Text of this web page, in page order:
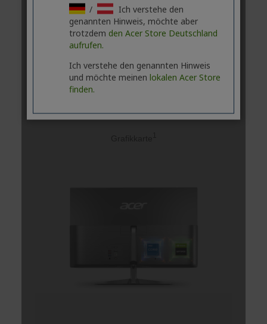
/
Ich verstehe den
genannten Hinweis, möchte aber
trotzdem den Acer Store Deutschland
aufrufen.
Ich verstehe den genannten Hinweis
und möchte meinen lokalen Acer Store
finden.